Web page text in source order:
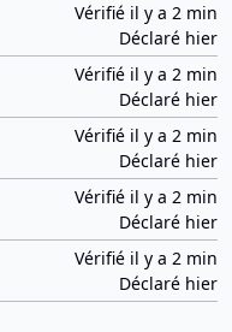
Vérifié il y a 2 min
Déclaré hier
Vérifié il y a 2 min
Déclaré hier
Vérifié il y a 2 min
Déclaré hier
Vérifié il y a 2 min
Déclaré hier
Vérifié il y a 2 min
Déclaré hier